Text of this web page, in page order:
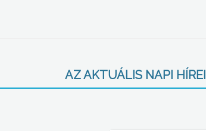
AZ AKTUÁLIS NAPI HÍREI